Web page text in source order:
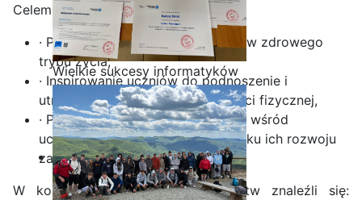
Wielkie sukcesy informatyków
ze Staszica w Akademii
CISCO!
Celem Mistrzostw było min:
· Propagowanie wśród uczestników zdrowego
trybu życia,
· Inspirowanie uczniów do podnoszenie i
utrzymywania wysokiej sprawności fizycznej,
· Propagowanie służby wojskowej wśród
uczestników jako dalszego kierunku ich rozwoju
zawodowego.
W komitecie honorowym Mistrzostw znaleźli się: